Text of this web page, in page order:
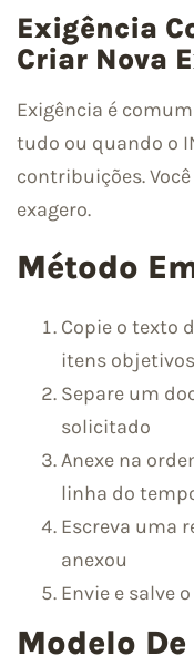
Exigência
Criar Nova
Exigência é
tudo ou quando o
contribuições.
exagero.
Método
Copie o texto
itens objetivos
Separe um
solicitado
Anexe na
linha do
Escreva uma
anexou
Envie e salve
Modelo